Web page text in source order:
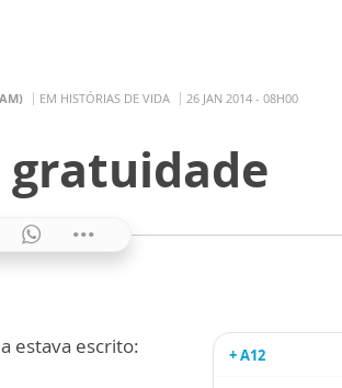
EM HISTÓRIAS DE VIDA 26 JAN 2014 - 08H00
gratuidade
estava escrito: + A12